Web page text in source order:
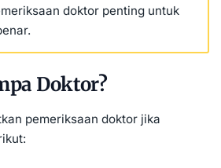
doktor penting untuk
Doktor?
pemeriksaan doktor jika